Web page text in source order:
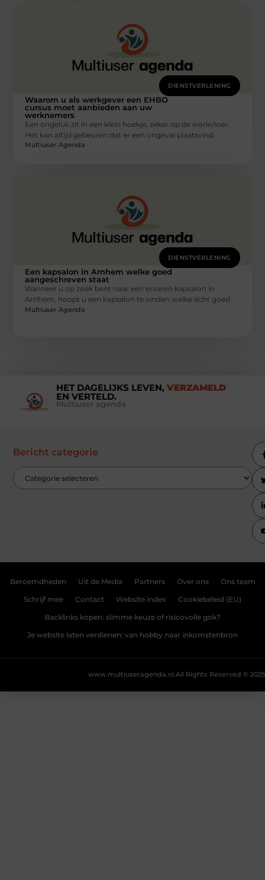
DIENSTVERLENING
Waarom u als werkgever een EHBO
cursus moet aanbieden aan uw
werknemers
Een ongeluk zit in een klein hoekje, zeker op de werkvloer.
Het kan altijd gebeuren dat er een ongeval plaatsvind.
Multiuser Agenda
DIENSTVERLENING
Een kapsalon in Arnhem welke goed
aangeschreven staat
Wanneer u op zoek bent naar een ervaren kapsalon in
Arnhem, hoopt u een kapsalon te vinden welke écht goed
Multiuser Agenda
HET DAGELIJKS LEVEN, VERZAMELD
EN VERTELD.
Multiuser agenda
Bericht categorie
Beroemdheden Uit de Media Partners Over ons Ons team
Schrijf mee Contact Website index Cookiebeleid (EU)
Backlinks kopen: slimme keuze of risicovolle gok?
Je website laten verdienen: van hobby naar inkomstenbron
All Rights Reserved © 2025
www.multiuseragenda.nl.